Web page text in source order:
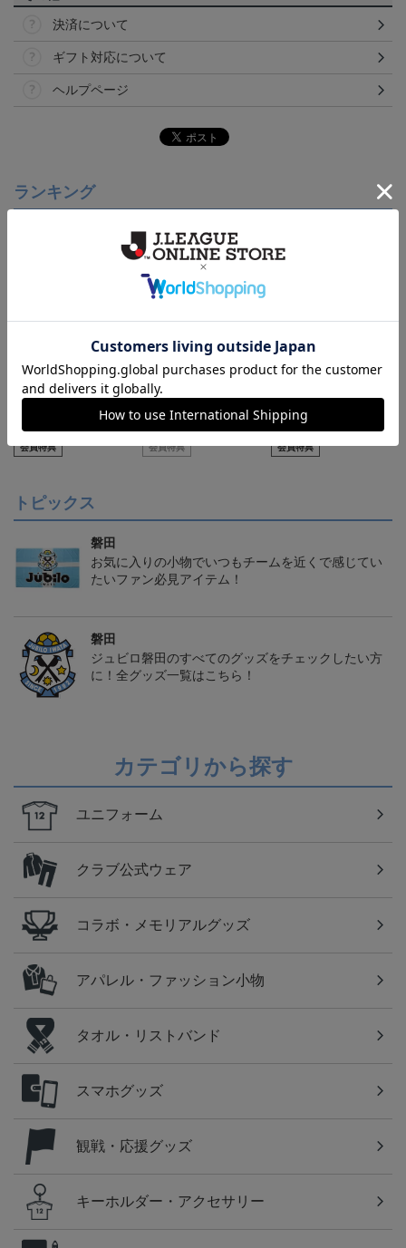
決済について
ギフト対応について
ヘルプページ
ランキング
【S～4XL】2026/27ユニ
フォーム オーセンティッ
21,450円～25,950円
会員特典
【S～4XL】2026/27ユニ
フォーム オーセンティッ
会員特典
タオルマフラー
会員特典
トピックス
磐田
お気に入りの小物でいつもチームを近くで感じてい
たいファン必見アイテム！
磐田
ジュビロ磐田のすべてのグッズをチェックしたい方
に！全グッズ一覧はこちら！
カテゴリから探す
ユニフォーム
クラブ公式ウェア
コラボ・メモリアルグッズ
アパレル・ファッション小物
タオル・リストバンド
スマホグッズ
観戦・応援グッズ
キーホルダー・アクセサリー